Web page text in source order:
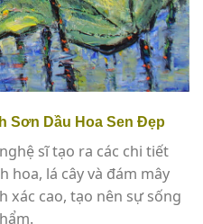
Sơn Dầu Hoa Sen Đẹp
sĩ tạo ra các chi tiết
hoa, lá cây và đám mây
xác cao, tạo nên sự sống